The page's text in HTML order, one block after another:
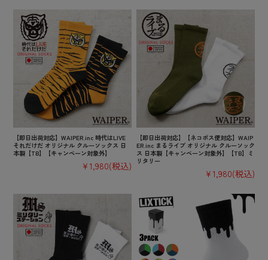
【即日出荷対応】WAIPER.inc 時代はLIVE
それだけだ オリジナル クルーソックス 日
本製【TB】【キャンペーン対象外】
¥1,980(税込)
【即日出荷対応】【ネコポス便対応】WAIP
ER.inc まるライブ オリジナル クルーソック
ス 日本製【キャンペーン対象外】【TB】ミ
リタリー
¥1,980(税込)